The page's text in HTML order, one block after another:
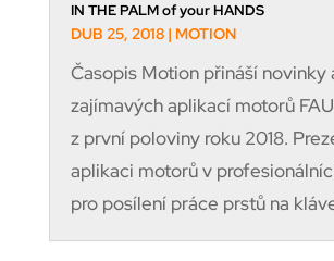
IN THE PALM of your HANDS
DUB 25, 2018| MOTION
Časopis Motion přináší novinky
zajímavých aplikací motorů
z první poloviny roku 2018.
aplikaci motorů v
pro posílení práce prstů na